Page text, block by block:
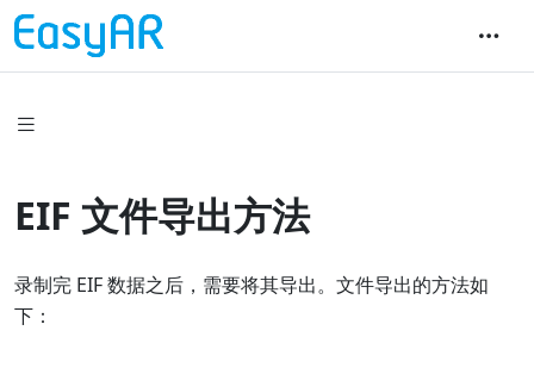
EIF 文件导出方法
录制完 EIF 数据之后，需要将其导出。文件导出的方法如
下：